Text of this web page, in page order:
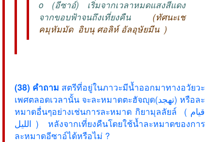
o (อีซาอ์) เริ่มจากเวลาหมดแสงสีแดง
จากขอบฟ้าจนถึงเที่ยงคืน
(ทัศนะเช
คมุหัมมัด อิบนุ ศอลิห์ อัลอุษัยมีน )
(38) คำถาม สตรีที่อยู่ในภาวะมีน้ำออกมาทางอวัยวะ
เพศตลอดเวลานั้น จะละหมาดตะฮัจญุด(تهجد) หรือละ
หมาดอื่นๆอย่างเช่นการละหมาด กิยามุลลัยล์ ( قيام
الليل ) หลังจากเที่ยงคืนโดยใช้น้ำละหมาดของการ
ละหมาดอีซาอ์ได้หรือไม่ ?